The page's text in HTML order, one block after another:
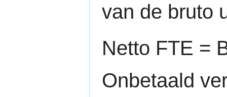
van de bruto
Netto FTE =
Onbetaald